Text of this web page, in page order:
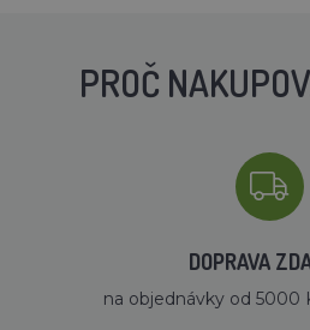
PROČ
DOPRAVA
na objednávky od 5000